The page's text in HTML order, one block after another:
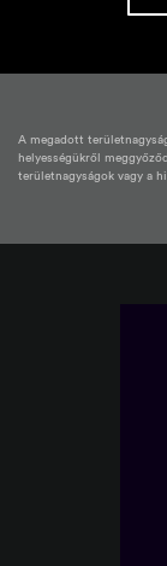
A megadott
helyességükről
területnagyságok vagy a